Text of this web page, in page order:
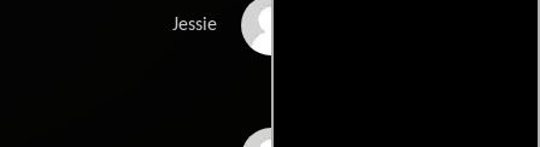
Jessie